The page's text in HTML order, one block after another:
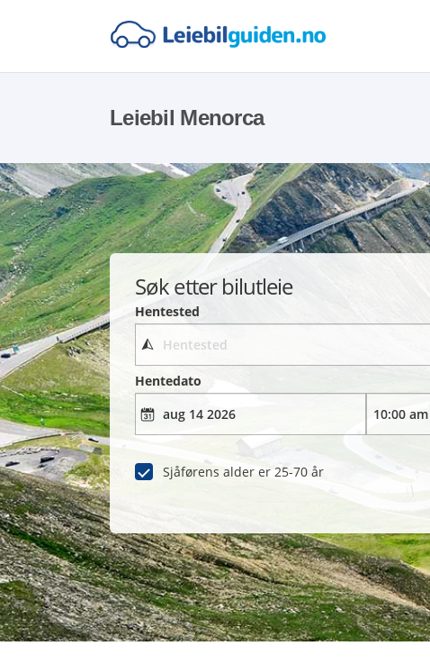
Leiebil Menorca
Søk etter bilutleie
Hentested
Hentedato
Sjåførens alder er 25-70 år